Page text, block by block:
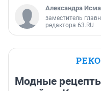
Александра
заместитель
редактора 63.RU
Модные